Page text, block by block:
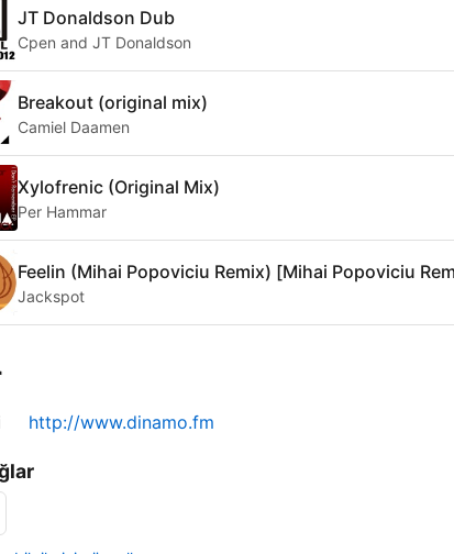
JT Donaldson Dub
Cpen and JT Donaldson
Breakout (original mix)
Camiel Daamen
Xylofrenic (Original Mix)
Per Hammar
Feelin (Mihai Popoviciu Remix) [Mihai Popoviciu
Jackspot
http://www.dinamo.fm